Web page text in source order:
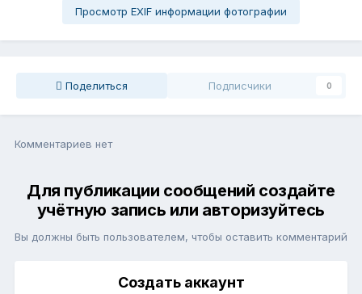
Просмотр EXIF информации фотографии
Поделиться Подписчики 0
Комментариев нет
Для публикации сообщений создайте
учётную запись или авторизуйтесь
Вы должны быть пользователем, чтобы оставить комментарий
Создать аккаунт